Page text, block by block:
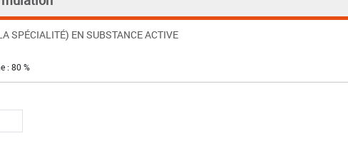
SPÉCIALITÉ) EN SUBSTANCE ACTIVE
: 80 %